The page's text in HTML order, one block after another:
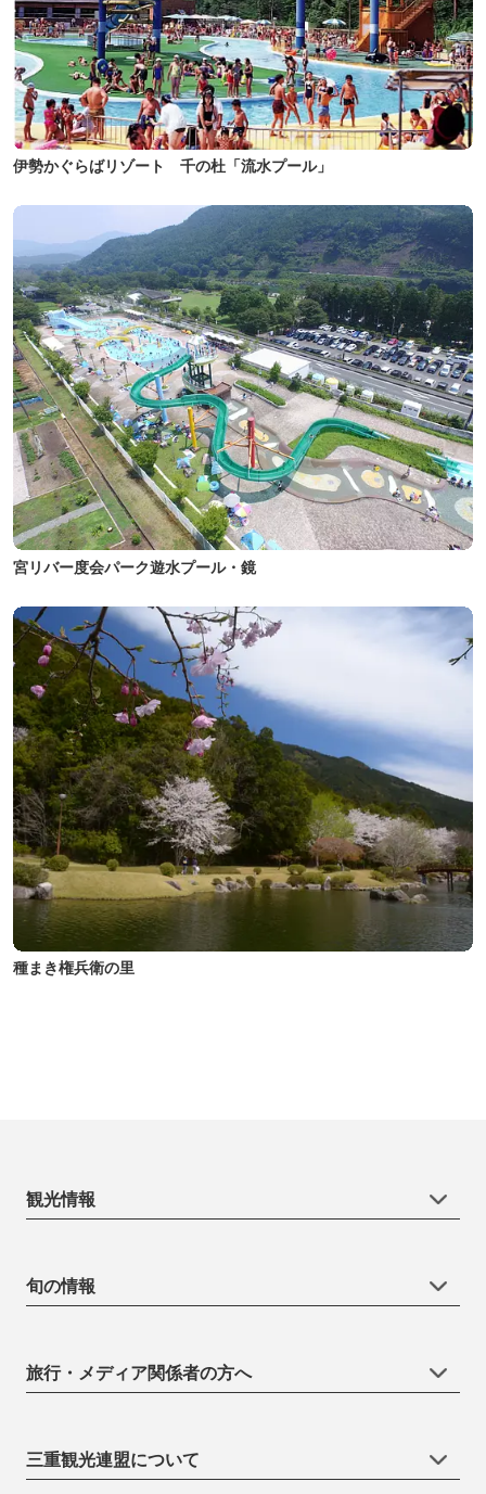
伊勢かぐらばリゾート 千の杜「流水プール」
宮リバー度会パーク遊水プール・鏡
種まき権兵衛の里
観光情報
旬の情報
旅行・メディア関係者の方へ
三重観光連盟について